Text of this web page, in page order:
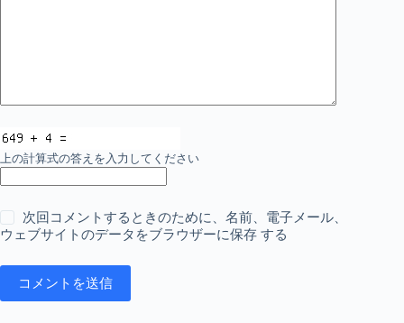
上の計算式の答えを入力してください
次回コメントするときのために、名前、電子メール、
ウェブサイトのデータをブラウザーに保存 する
コメントを送信